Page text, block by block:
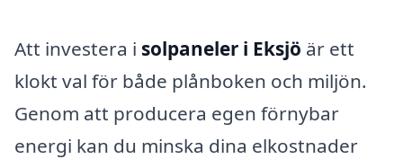
Att investera i solpaneler i Eksjö är ett
klokt val för både plånboken och miljön.
Genom att producera egen förnybar
energi kan du minska dina elkostnader